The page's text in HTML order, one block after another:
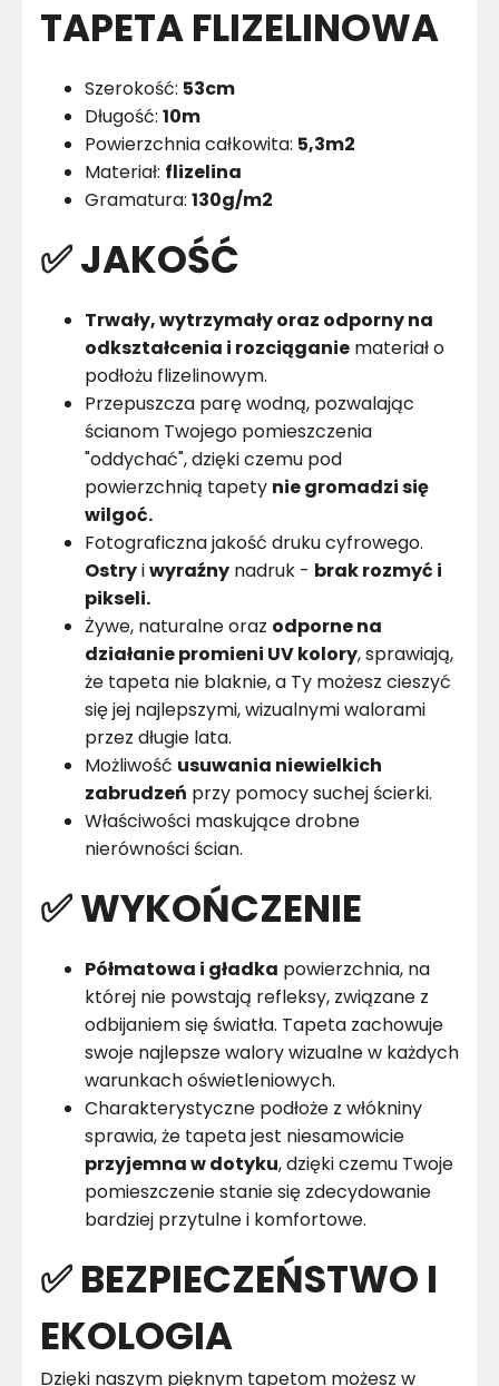
Kolor Wielobarwne
Marka
Montaż
TAPETA FLIZELINOWA
Szerokość: 53cm
Długość: 10m
Powierzchnia całkowita: 5,3m2
Materiał: flizelina
Gramatura: 130g/m2
✅ JAKOŚĆ
Trwały, wytrzymały oraz odporny na
odkształcenia i rozciąganie materiał o
podłożu flizelinowym.
Przepuszcza parę wodną, pozwalając
ścianom Twojego pomieszczenia
"oddychać", dzięki czemu pod
powierzchnią tapety nie gromadzi się
wilgoć.
Fotograficzna jakość druku cyfrowego.
Ostryiwyraźny nadruk - brak rozmyć i
pikseli.
Żywe, naturalne oraz odporne na
działanie promieni UV kolory, sprawiają,
że tapeta nie blaknie, a Ty możesz cieszyć
się jej najlepszymi, wizualnymi walorami
przez długie lata.
Możliwość usuwania niewielkich
zabrudzeń przy pomocy suchej ścierki.
Właściwości maskujące drobne
nierówności ścian.
✅ WYKOŃCZENIE
Półmatowa i gładka powierzchnia, na
której nie powstają refleksy, związane z
odbijaniem się światła. Tapeta zachowuje
swoje najlepsze walory wizualne w każdych
warunkach oświetleniowych.
Charakterystyczne podłoże z włókniny
sprawia, że tapeta jest niesamowicie
przyjemna w dotyku, dzięki czemu Twoje
pomieszczenie stanie się zdecydowanie
bardziej przytulne i komfortowe.
✅ BEZPIECZEŃSTWO I
EKOLOGIA
Dzięki naszym pięknym tapetom możesz w